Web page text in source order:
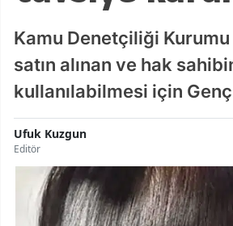
Kamu Denetçiliği
satın alınan ve hak
kullanılabilmesi için
Ufuk Kuzgun
Editör